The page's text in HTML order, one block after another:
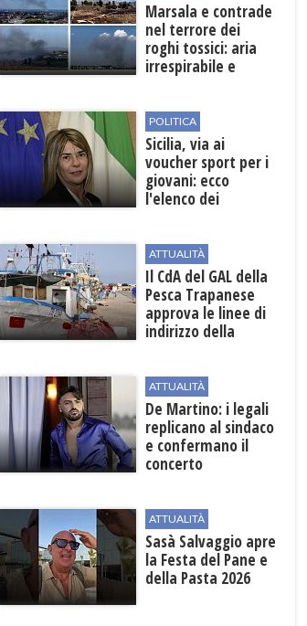
Marsala e contrade
nel terrore dei
roghi tossici: aria
irrespirabile e
POLITICA
Sicilia, via ai
voucher sport per i
giovani: ecco
l'elenco dei
ATTUALITÀ
Il CdA del GAL della
Pesca Trapanese
approva le linee di
indirizzo della
sviluppo
ATTUALITÀ
De Martino: i legali
replicano al sindaco
e confermano il
concerto
ATTUALITÀ
Sasà Salvaggio apre
la Festa del Pane e
della Pasta 2026